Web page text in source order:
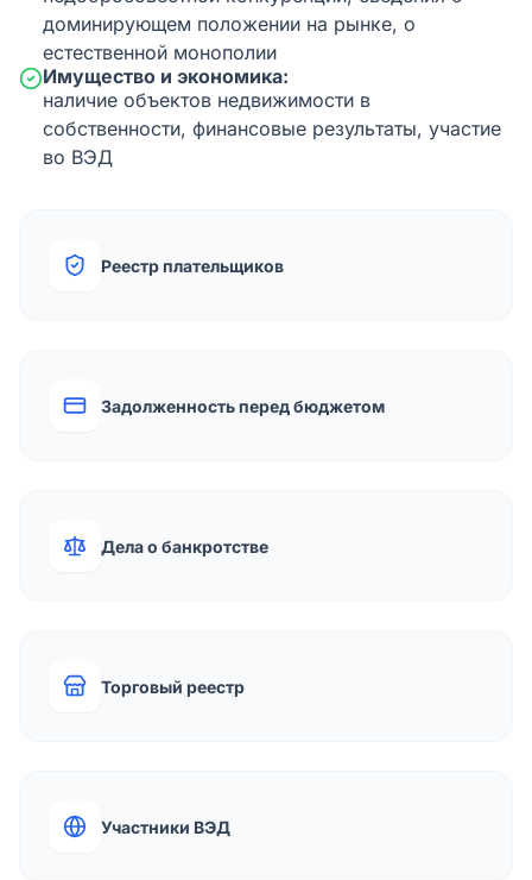
доминирующем положении на рынке, о
естественной монополии
Имущество и экономика:
наличие объектов недвижимости в
собственности, финансовые результаты, участие
во ВЭД
Реестр плательщиков
Задолженность перед бюджетом
Дела о банкротстве
Торговый реестр
Участники ВЭД